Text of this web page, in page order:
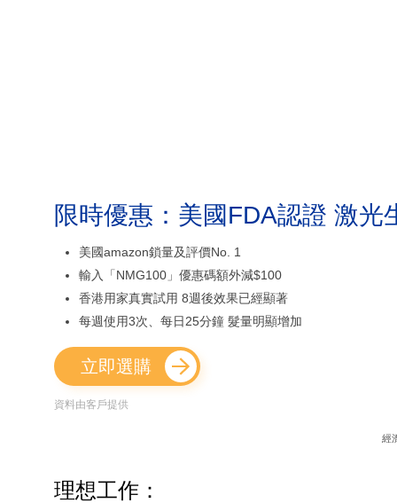
限時優惠：美國FDA認證 激光
美國amazon鎖量及評價No. 1
輸入「NMG100」優惠碼額外減$100
香港用家真實試用 8週後效果已經顯著
每週使用3次、每日25分鐘 髮量明顯增加
立即選購
資料由客戶提供
經
理想工作：